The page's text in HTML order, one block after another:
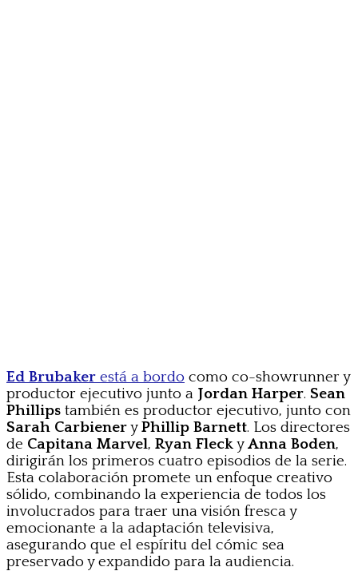
Ed Brubaker está a bordo como co-showrunner y
productor ejecutivo junto a Jordan Harper. Sean
Phillips también es productor ejecutivo, junto con
Sarah CarbieneryPhillip Barnett. Los directores
de Capitana Marvel, Ryan FleckyAnna Boden,
dirigirán los primeros cuatro episodios de la serie.
Esta colaboración promete un enfoque creativo
sólido, combinando la experiencia de todos los
involucrados para traer una visión fresca y
emocionante a la adaptación televisiva,
asegurando que el espíritu del cómic sea
preservado y expandido para la audiencia.